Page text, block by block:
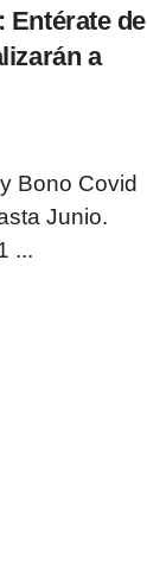
Entérate de
a
Bono Covid
Junio.
...